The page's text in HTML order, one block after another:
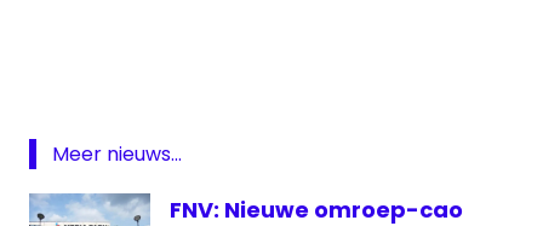
omroep
Meer nieuws...
FNV: Nieuwe omroep-cao